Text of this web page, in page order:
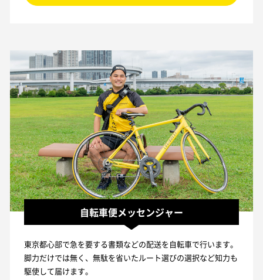
自転車便メッセンジャー
東京都心部で急を要する書類などの配送を自転車で行います。
脚力だけでは無く、無駄を省いたルート選びの選択など知力も
駆使して届けます。